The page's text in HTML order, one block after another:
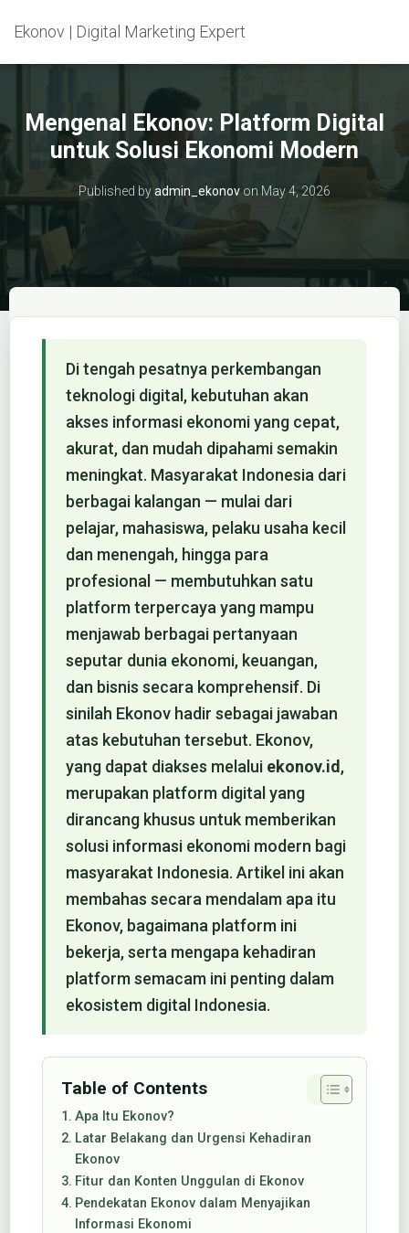
Ekonov | Digital Marketing Expert
Mengenal Ekonov: Platform Digital
untuk Solusi Ekonomi Modern
Published byadmin_ekonov on May 4, 2026
Di tengah pesatnya perkembangan
teknologi digital, kebutuhan akan
akses informasi ekonomi yang cepat,
akurat, dan mudah dipahami semakin
meningkat. Masyarakat Indonesia dari
berbagai kalangan — mulai dari
pelajar, mahasiswa, pelaku usaha kecil
dan menengah, hingga para
profesional — membutuhkan satu
platform terpercaya yang mampu
menjawab berbagai pertanyaan
seputar dunia ekonomi, keuangan,
dan bisnis secara komprehensif. Di
sinilah Ekonov hadir sebagai jawaban
atas kebutuhan tersebut. Ekonov,
yang dapat diakses melalui ekonov.id ,
merupakan platform digital yang
dirancang khusus untuk memberikan
solusi informasi ekonomi modern bagi
masyarakat Indonesia. Artikel ini akan
membahas secara mendalam apa itu
Ekonov, bagaimana platform ini
bekerja, serta mengapa kehadiran
platform semacam ini penting dalam
ekosistem digital Indonesia.
Table of Contents
Apa Itu Ekonov?
Latar Belakang dan Urgensi Kehadiran
Ekonov
Fitur dan Konten Unggulan di Ekonov
Pendekatan Ekonov dalam Menyajikan
Informasi Ekonomi